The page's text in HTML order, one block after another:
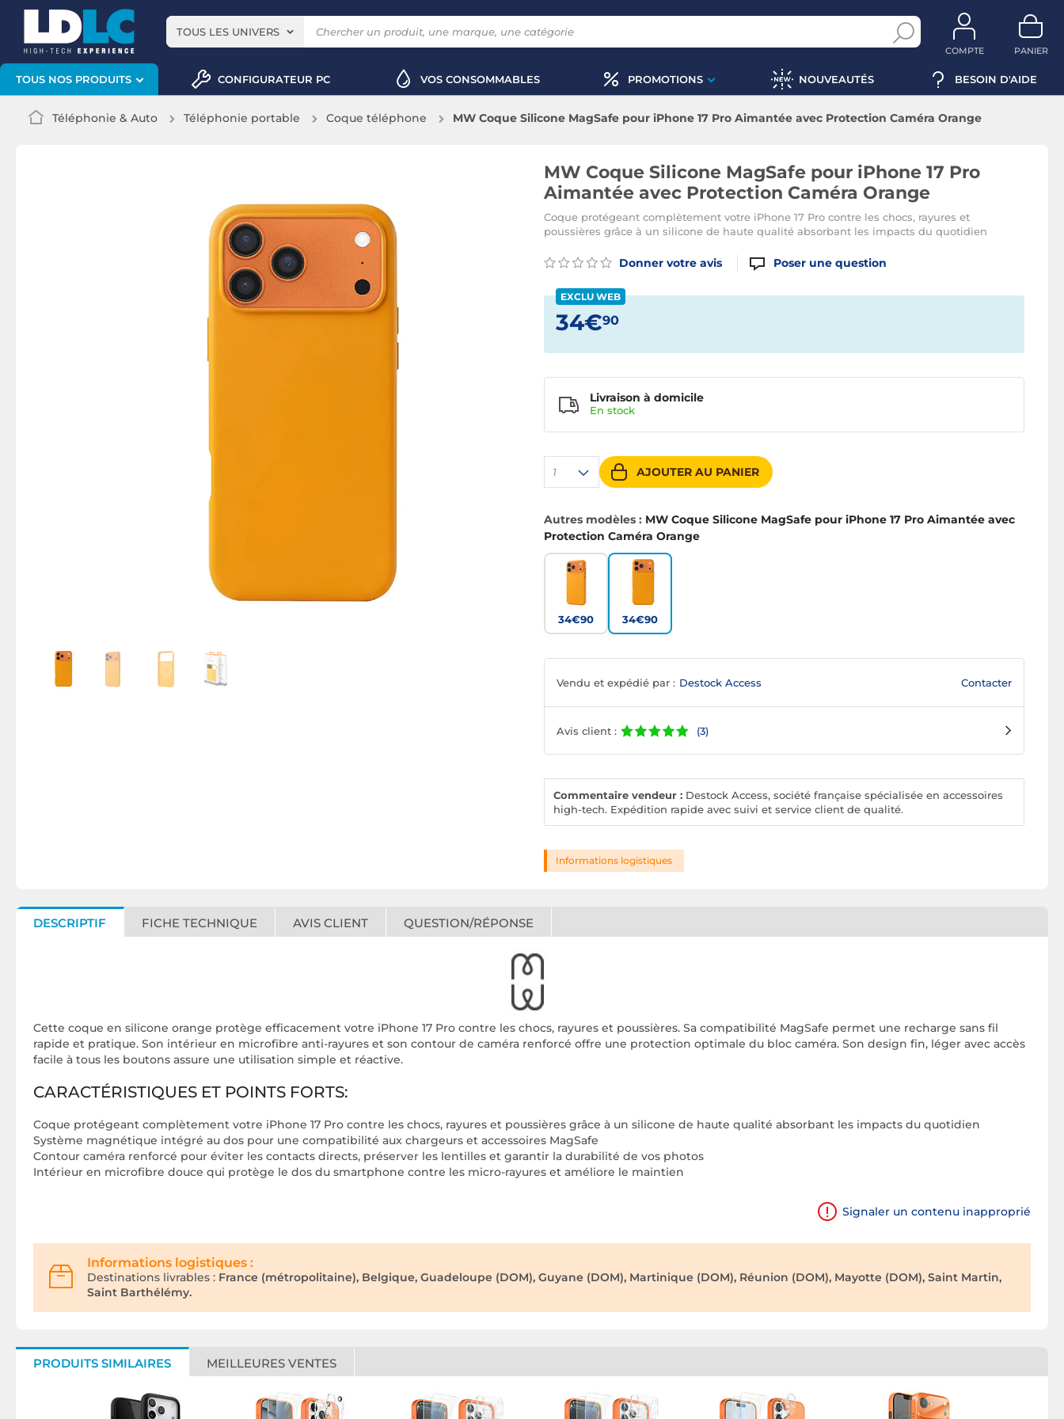
TOUS LES UNIVERS
COMPTE PANIER
TOUS NOS PRODUITS CONFIGURATEUR PC VOS CONSOMMABLES PROMOTIONS NOUVEAUTÉS BESOIN D'AIDE
Téléphonie & Auto Téléphonie portable Coque téléphone MW Coque Silicone MagSafe pour iPhone 17 Pro Aimantée avec Protection Caméra Orange
MW Coque Silicone MagSafe pour iPhone 17 Pro
Aimantée avec Protection Caméra Orange
Coque protégeant complètement votre iPhone 17 Pro contre les chocs, rayures et
poussières grâce à un silicone de haute qualité absorbant les impacts du quotidien
Donner votre avis Poser une question
EXCLU WEB
34€90
1 AJOUTER AU PANIER
Livraison à domicile
En stock
Autres modèles : MW Coque Silicone MagSafe pour iPhone 17 Pro Aimantée avec
Protection Caméra Orange
34€90 34€90
Vendu et expédié par : Destock Access Contacter
Avis client : (3)
Commentaire vendeur : Destock Access, société française spécialisée en accessoires
high-tech. Expédition rapide avec suivi et service client de qualité.
Informations logistiques
DESCRIPTIF FICHE TECHNIQUE AVIS CLIENT QUESTION/RÉPONSE
Cette coque en silicone orange protège efficacement votre iPhone 17 Pro contre les chocs, rayures et poussières. Sa compatibilité MagSafe permet une recharge sans fil
rapide et pratique. Son intérieur en microfibre anti-rayures et son contour de caméra renforcé offre une protection optimale du bloc caméra. Son design fin, léger avec accès
facile à tous les boutons assure une utilisation simple et réactive.
CARACTÉRISTIQUES ET POINTS FORTS:
Coque protégeant complètement votre iPhone 17 Pro contre les chocs, rayures et poussières grâce à un silicone de haute qualité absorbant les impacts du quotidien
Système magnétique intégré au dos pour une compatibilité aux chargeurs et accessoires MagSafe
Contour caméra renforcé pour éviter les contacts directs, préserver les lentilles et garantir la durabilité de vos photos
Intérieur en microfibre douce qui protège le dos du smartphone contre les micro-rayures et améliore le maintien
Signaler un contenu inapproprié
Informations logistiques :
Destinations livrables : France (métropolitaine), Belgique, Guadeloupe (DOM), Guyane (DOM), Martinique (DOM), Réunion (DOM), Mayotte (DOM), Saint Martin,
Saint Barthélémy.
PRODUITS SIMILAIRES MEILLEURES VENTES